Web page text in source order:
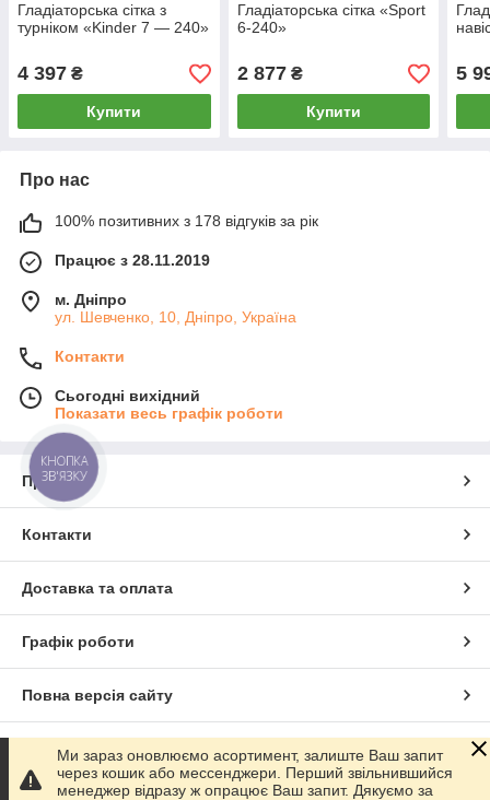
Гладіаторська сітка з
турніком «Kinder 7 — 240»
4 397 ₴
Купити
Гладіаторська сітка «Sport
6-240»
2 877₴
Купити
5
Про нас
100% позитивних з 178 відгуків за рік
Працює з 28.11.2019
м. Дніпро
ул. Шевченко, 10, Дніпро, Україна
Контакти
Сьогодні вихідний
Показати весь графік роботи
Про нас
Контакти
Доставка та оплата
Графік роботи
Повна версія сайту
Сайт створено на маркетплейсіProm.ua
Ми зараз оновлюємо асортимент, залиште Ваш запит
через кошик або мессенджери. Перший звільнившийся
менеджер відразу ж опрацює Ваш запит. Дякуємо за
КНОПКА
ЗВ'ЯЗКУ